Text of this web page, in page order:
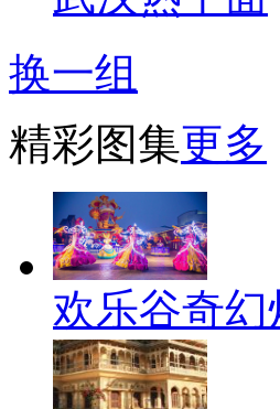
换一组
精彩图集更多
欢乐谷奇